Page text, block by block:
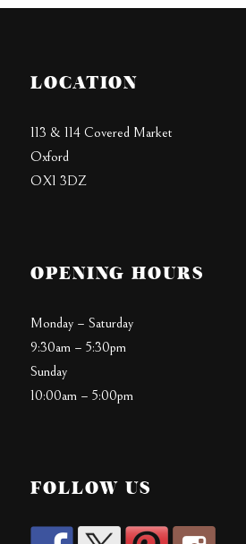
LOCATION
113 & 114 Covered Market
Oxford
OX1 3DZ
OPENING HOURS
Monday – Saturday
9:30am – 5:30pm
Sunday
10:00am – 5:00pm
FOLLOW US